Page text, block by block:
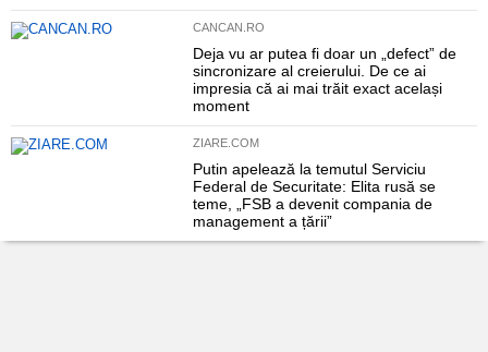
CANCAN.RO
Deja vu ar putea fi doar un „defect” de
sincronizare al creierului. De ce ai
impresia că ai mai trăit exact același
moment
ZIARE.COM
Putin apelează la temutul Serviciu
Federal de Securitate: Elita rusă se
teme, „FSB a devenit compania de
management a țării”